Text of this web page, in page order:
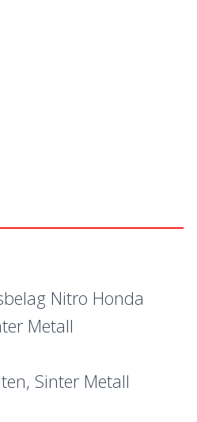
Nitro Honda
Metall
Sinter Metall